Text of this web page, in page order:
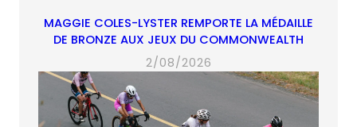
MAGGIE COLES-LYSTER REMPORTE LA MÉDAILLE
DE BRONZE AUX JEUX DU COMMONWEALTH
2/08/2026